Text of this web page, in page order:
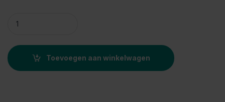
Toevoegen aan winkelwagen